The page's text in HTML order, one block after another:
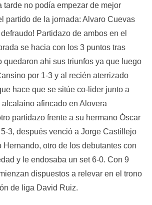
tarde no podía empezar de mejor
partido de la jornada: Alvaro Cuevas
Partidazo de ambos en el
se hacia con los 3 puntos tras
quedaron ahi sus triunfos ya que luego
por 1-3 y al recién aterrizado
hace que se sitúe co-lider junto a
afincado en Alovera
partidazo frente a su hermano Óscar
3, después venció a Jorge Castillejo
Hernando, otro de los debutantes con
y le endosaba un set 6-0. Con 9
dispuestos a relevar en el trono
de liga David Ruiz.